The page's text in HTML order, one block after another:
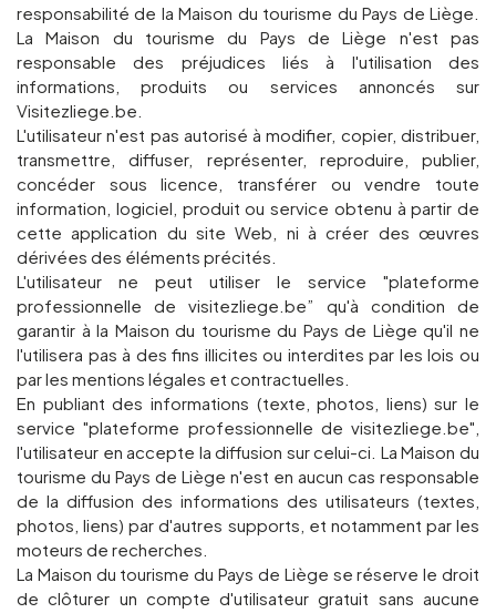
responsabilité de la Maison du tourisme du Pays de Liège.
La Maison du tourisme du Pays de Liège n'est pas
responsable des préjudices liés à l'utilisation des
informations, produits ou services annoncés sur
Visitezliege.be.
L'utilisateur n'est pas autorisé à modifier, copier, distribuer,
transmettre, diffuser, représenter, reproduire, publier,
concéder sous licence, transférer ou vendre toute
information, logiciel, produit ou service obtenu à partir de
cette application du site Web, ni à créer des œuvres
dérivées des éléments précités.
L'utilisateur ne peut utiliser le service "plateforme
professionnelle de visitezliege.be” qu'à condition de
garantir à la Maison du tourisme du Pays de Liège qu'il ne
l'utilisera pas à des fins illicites ou interdites par les lois ou
par les mentions légales et contractuelles.
En publiant des informations (texte, photos, liens) sur le
service "plateforme professionnelle de visitezliege.be",
l'utilisateur en accepte la diffusion sur celui-ci. La Maison du
tourisme du Pays de Liège n'est en aucun cas responsable
de la diffusion des informations des utilisateurs (textes,
photos, liens) par d'autres supports, et notamment par les
moteurs de recherches.
La Maison du tourisme du Pays de Liège se réserve le droit
de clôturer un compte d'utilisateur gratuit sans aucune